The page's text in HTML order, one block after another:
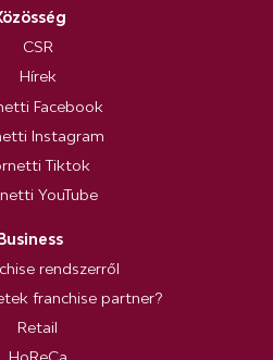
CSR
Hírek
Facebook
Instagram
Tiktok
YouTube
Business
rendszerről
franchise partner?
Retail